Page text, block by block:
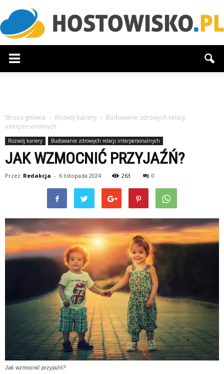
Strona główna Rozwój kariery
Budowanie zdrowych relacji
interpersonalnych
Rozwój kariery Budowanie zdrowych relacji interpersonalnych
JAK WZMOCNIĆ PRZYJAŹŃ?
Przez Redakcja - 6 listopada 2024 263 0
Jak wzmocnić przyjaźń?